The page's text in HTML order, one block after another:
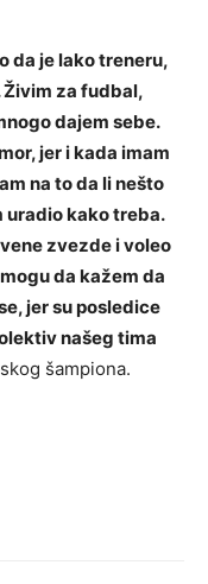
da je lako treneru,
Živim za fudbal,
dajem sebe.
jer i kada imam
na to da li nešto
uradio kako treba.
zvezde i voleo
da kažem da
jer su posledice
našeg tima
šampiona.